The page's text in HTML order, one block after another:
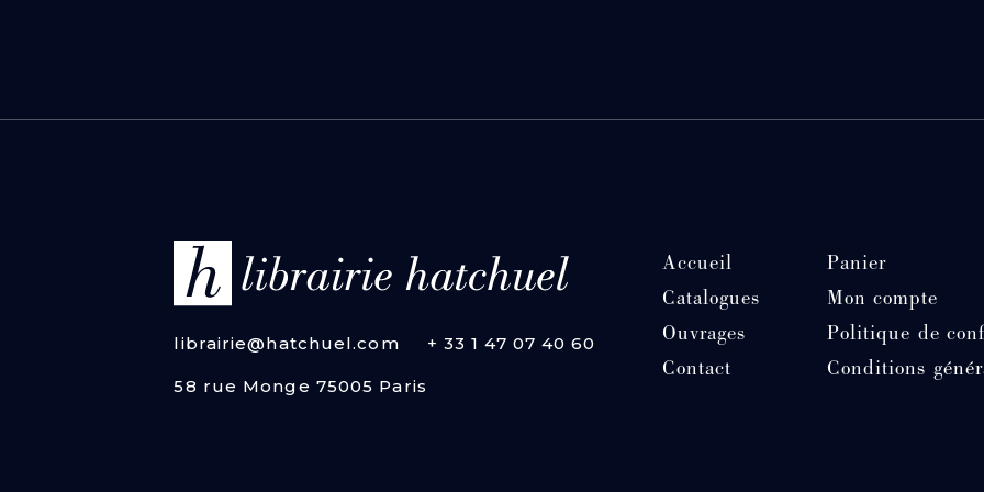
librairie@hatchuel.com + 33 1 47 07 40 60
58 rue Monge 75005 Paris
Accueil
Catalogues
Ouvrages
Contact
Panier
Mon compte
Politique de
Conditions